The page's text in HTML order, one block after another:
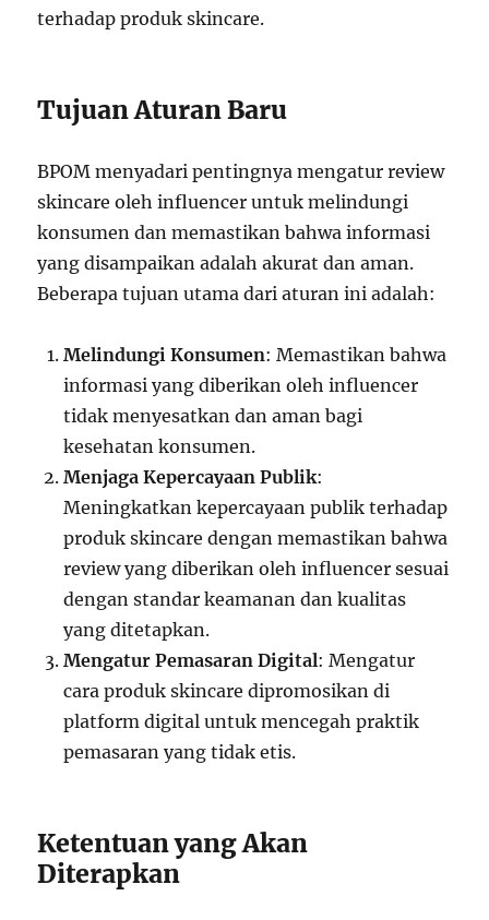
terhadap produk skincare.
Tujuan Aturan Baru
BPOM menyadari pentingnya mengatur review
skincare oleh influencer untuk melindungi
konsumen dan memastikan bahwa informasi
yang disampaikan adalah akurat dan aman.
Beberapa tujuan utama dari aturan ini adalah:
Melindungi Konsumen: Memastikan bahwa
informasi yang diberikan oleh influencer
tidak menyesatkan dan aman bagi
kesehatan konsumen.
Menjaga Kepercayaan Publik:
Meningkatkan kepercayaan publik terhadap
produk skincare dengan memastikan bahwa
review yang diberikan oleh influencer sesuai
dengan standar keamanan dan kualitas
yang ditetapkan.
Mengatur Pemasaran Digital: Mengatur
cara produk skincare dipromosikan di
platform digital untuk mencegah praktik
pemasaran yang tidak etis.
Ketentuan yang Akan
Diterapkan